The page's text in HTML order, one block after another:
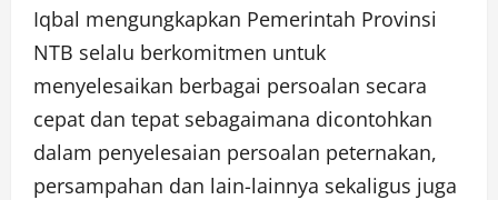
Iqbal mengungkapkan Pemerintah Provinsi
NTB selalu berkomitmen untuk
menyelesaikan berbagai persoalan secara
cepat dan tepat sebagaimana dicontohkan
dalam penyelesaian persoalan peternakan,
persampahan dan lain-lainnya sekaligus juga